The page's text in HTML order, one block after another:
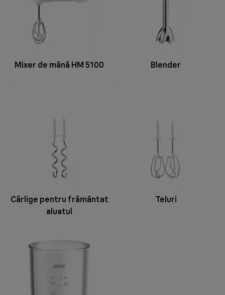
Mixer de mână HM 5100 Blender
Cârlige pentru frământat
aluatul
Teluri